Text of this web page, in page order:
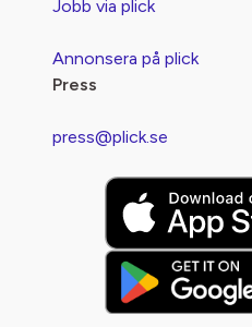
Jobb via plick
Annonsera på plick
Press
press@plick.se